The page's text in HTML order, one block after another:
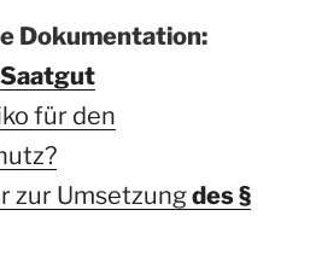
Dokumentation:
für den
zur Umsetzungdes §